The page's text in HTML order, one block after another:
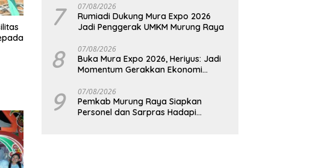
7 07/08/2026
Rumiadi Dukung Mura Expo 2026
Jadi Penggerak UMKM Murung Raya
8 07/08/2026
Buka Mura Expo 2026, Heriyus: Jadi
Momentum Gerakkan Ekonomi
9 07/08/2026
Pemkab Murung Raya Siapkan
Personel dan Sarpras Hadapi